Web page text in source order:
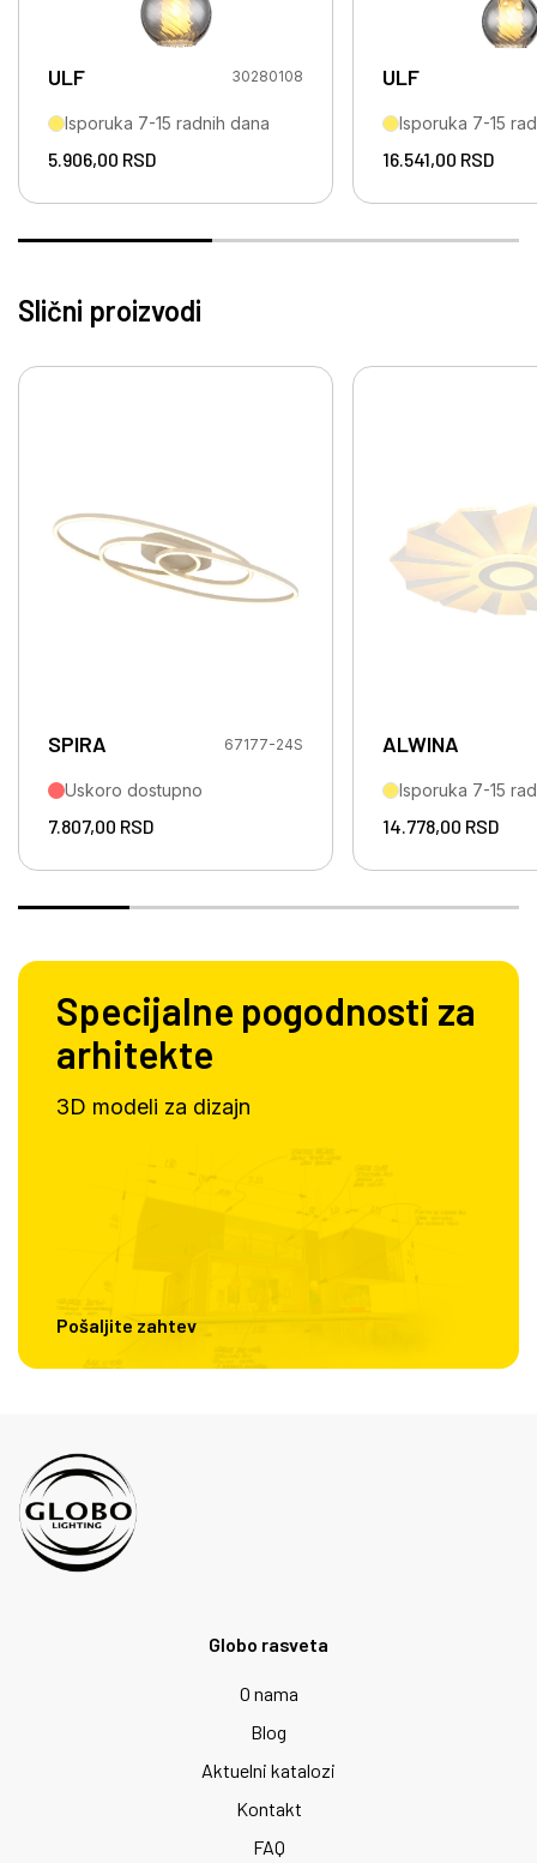
ULF 30280108
Isporuka 7-15 radnih dana
5.906,00 RSD
ULF
Isporuka 7-15
16.541,00 RSD
Slični proizvodi
SPIRA 67177-24S
Uskoro dostupno
7.807,00 RSD
ALWINA
Isporuka 7-15
14.778,00 RSD
Specijalne pogodnosti za
arhitekte
3D modeli za dizajn
Pošaljite zahtev
Globo rasveta
O nama
Blog
Aktuelni katalozi
Kontakt
FAQ